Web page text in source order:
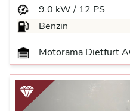
9.0 kW / 12 PS
Benzin
Motorama Dietfurt